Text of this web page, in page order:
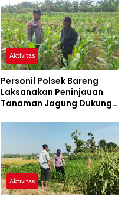
Aktivitas
Personil Polsek Bareng
Laksanakan Peninjauan
Tanaman Jagung Dukung
Pangan
Aktivitas